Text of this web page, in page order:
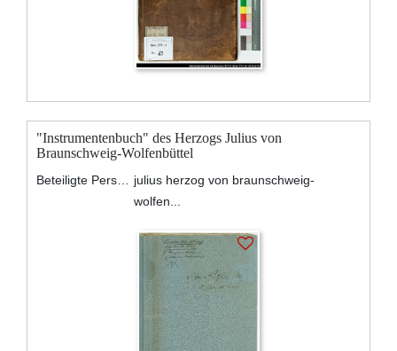
"Instrumentenbuch" des Herzogs Julius von
Braunschweig-Wolfenbüttel
julius herzog von braunschweig-
wolfen...